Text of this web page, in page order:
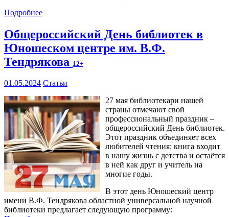
Подробнее
Общероссийский День библиотек в
Юношеском центре им. В.Ф.
Тендрякова 12+
01.05.2024 Статьи
27 мая библиотекари нашей
страны отмечают свой
профессиональный праздник –
общероссийский День библиотек.
Этот праздник объединяет всех
любителей чтения: книга входит
в нашу жизнь с детства и остаётся
в ней как друг и учитель на
многие годы.
В этот день Юношеский центр
имени В.Ф. Тендрякова областной универсальной научной
библиотеки предлагает следующую программу: